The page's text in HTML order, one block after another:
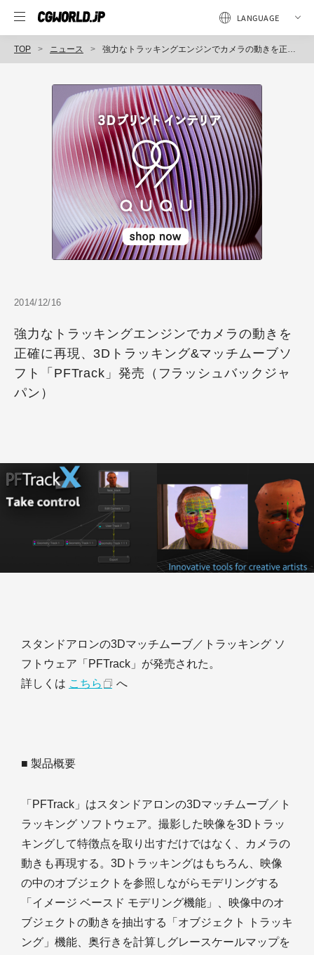
TOP ニュース 強力なトラッキングエンジンでカメラの動きを正確に再現、3Dトラッキング&マッチムーブソフト「PFTrack」発売（フラッシュバックジャパン）
2014/12/16
強力なトラッキングエンジンでカメラの動きを
正確に再現、3Dトラッキング&マッチムーブソ
フト「PFTrack」発売（フラッシュバックジャ
パン）
スタンドアロンの3Dマッチムーブ／トラッキング ソ
フトウェア「PFTrack」が発売された。
詳しくは こちら へ
■ 製品概要
「PFTrack」はスタンドアロンの3Dマッチムーブ／ト
ラッキング ソフトウェア。撮影した映像を3Dトラッ
キングして特徴点を取り出すだけではなく、カメラの
動きも再現する。3Dトラッキングはもちろん、映像
の中のオブジェクトを参照しながらモデリングする
「イメージ ベースド モデリング機能」、映像中のオ
ブジェクトの動きを抽出する「オブジェクト トラッキ
ング」機能、奥行きを計算しグレースケールマップを